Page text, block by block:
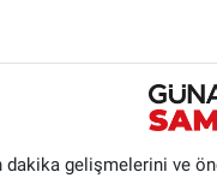
gelişmelerini ve